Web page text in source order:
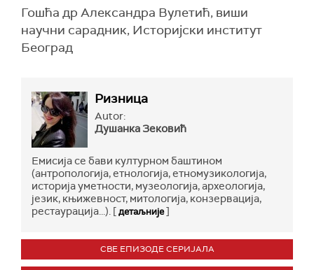
Гошћа др Александра Вулетић, виши
научни сарадник, Историјски институт
Београд
Ризница
Autor:
Душанка Зековић
Емисија се бави културном баштином
(антропологија, етнологија, етномузикологија,
историја уметности, музеологија, археологија,
језик, књижевност, митологија, конзервација,
рестаурација...). [детаљније]
СВЕ ЕПИЗОДЕ СЕРИЈАЛА